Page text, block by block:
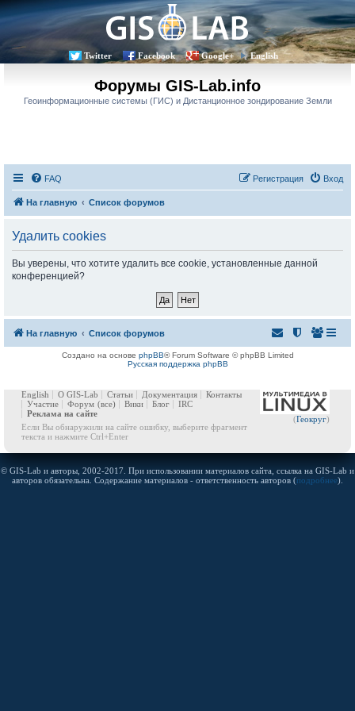
Twitter Facebook Google+ English
Форумы GIS-Lab.info
Геоинформационные системы (ГИС) и Дистанционное зондирование Земли
FAQ Вход
Регистрация
На главную Список форумов
Удалить cookies
Вы уверены, что хотите удалить все cookie, установленные данной
конференцией?
На главную Список форумов
Создано на основе phpBB® Forum Software © phpBB Limited
Русская поддержка phpBB
(Геокруг)
English О GIS-Lab Статьи Документация
Контакты
Участие
Форум (все) Вики Блог
IRC
Реклама на сайте
Если Вы обнаружили на сайте ошибку, выберите фрагмент
текста и нажмите Ctrl+Enter
© GIS-Lab и авторы, 2002-2017. При использовании материалов сайта, ссылка на GIS-Lab и
авторов обязательна. Содержание материалов - ответственность авторов (подробнее).